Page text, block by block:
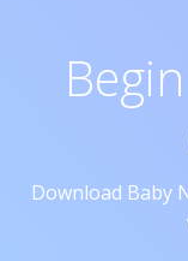
Download Baby